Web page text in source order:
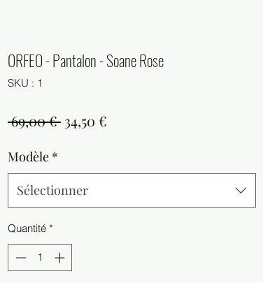
ORFEO - Pantalon - Soane Rose
SKU : 1
69,00 € Prix
34,50 €
Modèle *
Sélectionner
Quantité *